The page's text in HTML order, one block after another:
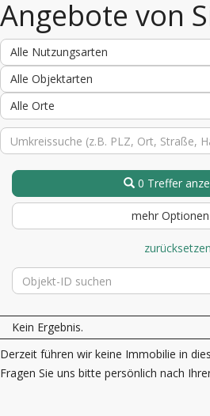
Angebote von
Alle Nutzungsarten
Alle Objektarten
Alle Orte
0 Treffer
mehr Optionen
zurücksetzen
Kein Ergebnis.
Derzeit führen wir keine Immobilie in
Fragen Sie uns bitte persönlich nach